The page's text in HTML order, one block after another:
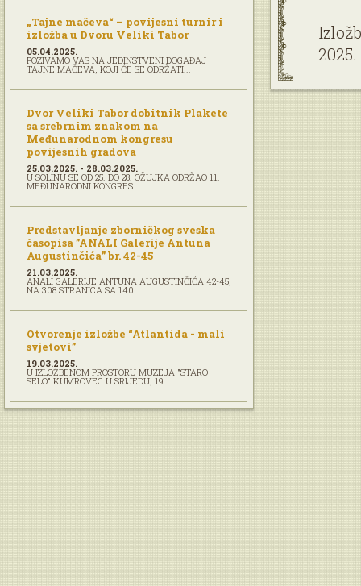
„Tajne mačeva“ – povijesni turnir i
izložba u Dvoru Veliki Tabor
05.04.2025.
POZIVAMO VAS NA JEDINSTVENI DOGAĐAJ
TAJNE MAČEVA, KOJI ĆE SE ODRŽATI...
Dvor Veliki Tabor dobitnik Plakete
sa srebrnim znakom na
Međunarodnom kongresu
povijesnih gradova
25.03.2025. - 28.03.2025.
U SOLINU SE OD 25. DO 28. OŽUJKA ODRŽAO 11.
MEĐUNARODNI KONGRES...
Predstavljanje zborničkog sveska
časopisa ”ANALI Galerije Antuna
Augustinčića” br. 42-45
21.03.2025.
ANALI GALERIJE ANTUNA AUGUSTINČIĆA 42-45,
NA 308 STRANICA SA 140...
Otvorenje izložbe “Atlantida - mali
svjetovi”
19.03.2025.
U IZLOŽBENOM PROSTORU MUZEJA "STARO
SELO" KUMROVEC U SRIJEDU, 19....